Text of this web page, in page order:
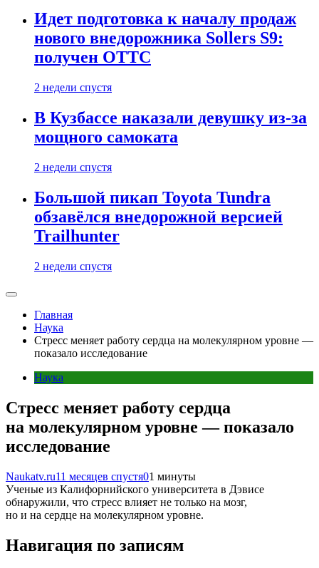
Идет подготовка к началу продаж
нового внедорожника Sollers S9:
получен ОТТС
2 недели спустя
В Кузбассе наказали девушку из-за
мощного самоката
2 недели спустя
Большой пикап Toyota Tundra
обзавёлся внедорожной версией
Trailhunter
2 недели спустя
Главная
Наука
Стресс меняет работу сердца на молекулярном уровне —
показало исследование
Наука
Стресс меняет работу сердца
на молекулярном уровне — показало
исследование
Naukatv.ru11 месяцев спустя01 минуты
Ученые из Калифорнийского университета в Дэвисе
обнаружили, что стресс влияет не только на мозг,
но и на сердце на молекулярном уровне.
Навигация по записям